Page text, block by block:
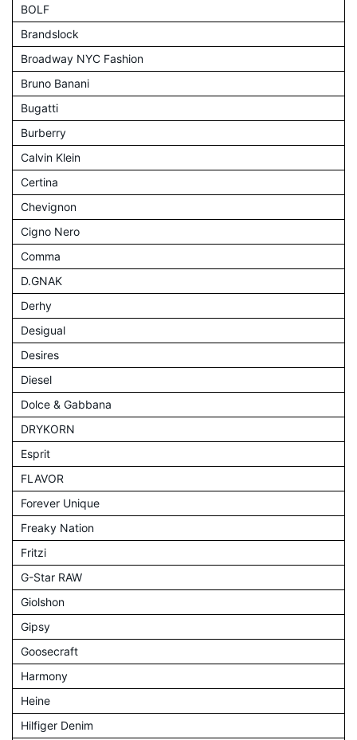
BOLF
Brandslock
Broadway NYC Fashion
Bruno Banani
Bugatti
Burberry
Calvin Klein
Certina
Chevignon
Cigno Nero
Comma
D.GNAK
Derhy
Desigual
Desires
Diesel
Dolce & Gabbana
DRYKORN
Esprit
FLAVOR
Forever Unique
Freaky Nation
Fritzi
G-Star RAW
Giolshon
Gipsy
Goosecraft
Harmony
Heine
Hilfiger Denim